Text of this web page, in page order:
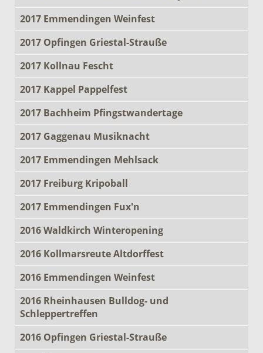
2017 Emmendingen Weinfest
2017 Opfingen Griestal-Strauße
2017 Kollnau Fescht
2017 Kappel Pappelfest
2017 Bachheim Pfingstwandertage
2017 Gaggenau Musiknacht
2017 Emmendingen Mehlsack
2017 Freiburg Kripoball
2017 Emmendingen Fux'n
2016 Waldkirch Winteropening
2016 Kollmarsreute Altdorffest
2016 Emmendingen Weinfest
2016 Rheinhausen Bulldog- und
Schleppertreffen
2016 Opfingen Griestal-Strauße